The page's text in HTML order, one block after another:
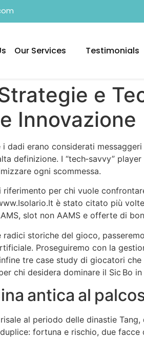
Our Services Testimonials
e
Innovazione
dadi erano considerati
definizione. I “tech‑savvy”
ogni scommessa.
per chi vuole
è stato citato più
slot non AAMS e offerte di
storiche del gioco,
Proseguiremo con la
tre case study di giocatori
chi desidera dominare il Sic Bo in
antica al
al periodo delle dinastie
fortuna e rischio, due